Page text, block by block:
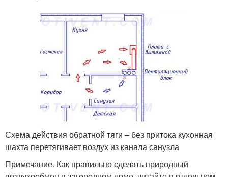
Схема действия обратной тяги – без притока кухонная
шахта перетягивает воздух из канала санузла
Примечание. Как правильно сделать природный